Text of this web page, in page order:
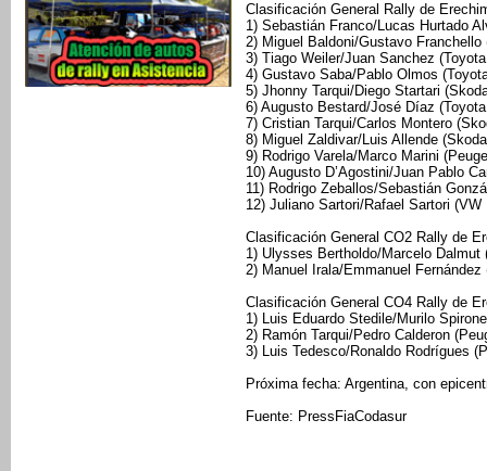
Clasificación General Rally de
1) Sebastián Franco/Lucas Hurtado
2) Miguel Baldoni/Gustavo
3) Tiago Weiler/Juan Sanchez
4) Gustavo Saba/Pablo Olmos
5) Jhonny Tarqui/Diego Startari
6) Augusto Bestard/José Díaz
7) Cristian Tarqui/Carlos Montero
8) Miguel Zaldivar/Luis Allende
9) Rodrigo Varela/Marco Marini
10) Augusto D’Agostini/Juan Pablo
11) Rodrigo Zeballos/Sebastián
12) Juliano Sartori/Rafael Sartori
Clasificación General CO2 Rally de
1) Ulysses Bertholdo/Marcelo
2) Manuel Irala/Emmanuel
Clasificación General CO4 Rally de
1) Luis Eduardo Stedile/Murilo
2) Ramón Tarqui/Pedro Calderon
3) Luis Tedesco/Ronaldo Rodrígues
Próxima fecha: Argentina, con
Fuente: PressFiaCodasur